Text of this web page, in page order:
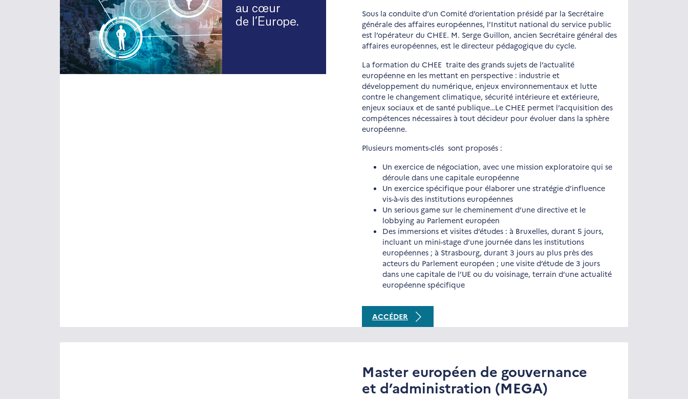
Sous la conduite d’un Comité d’orientation présidé par la Secrétaire
générale des affaires européennes, l’Institut national du service public
est l’opérateur du CHEE. M. Serge Guillon, ancien Secrétaire général des
affaires européennes, est le directeur pédagogique du cycle.
La formation du CHEE traite des grands sujets de l’actualité
européenne en les mettant en perspective : industrie et
développement du numérique, enjeux environnementaux et lutte
contre le changement climatique, sécurité intérieure et extérieure,
enjeux sociaux et de santé publique…Le CHEE permet l’acquisition des
compétences nécessaires à tout décideur pour évoluer dans la sphère
européenne.
Plusieurs moments-clés sont proposés :
Un exercice de négociation, avec une mission exploratoire qui se
déroule dans une capitale européenne
Un exercice spécifique pour élaborer une stratégie d’influence
vis-à-vis des institutions européennes
Un serious game sur le cheminement d’une directive et le
lobbying au Parlement européen
Des immersions et visites d’études : à Bruxelles, durant 5 jours,
incluant un mini-stage d’une journée dans les institutions
européennes ; à Strasbourg, durant 3 jours au plus près des
acteurs du Parlement européen ; une visite d’étude de 3 jours
dans une capitale de l’UE ou du voisinage, terrain d’une actualité
européenne spécifique
ACCÉDER
Master européen de gouvernance
et d’administration (MEGA)